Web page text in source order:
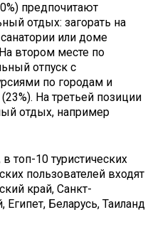
предпочитают
отдых: загорать на
или доме
втором месте по
отпуск с
по городам и
На третьей позиции
отдых, например
топ-10 туристических
пользователей входят
край, Санкт-
Египет, Беларусь, Таиланд